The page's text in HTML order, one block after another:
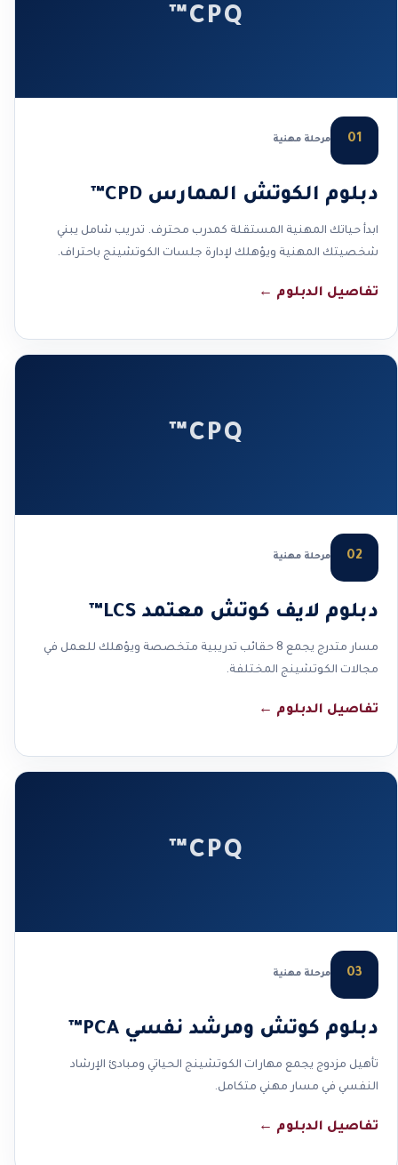
CPQ™
01 مرحلة مهنية
دبلوم الكوتش الممارس CPD™
ابدأ حياتك المهنية المستقلة كمدرب محترف. تدريب شامل يبني
شخصيتك المهنية ويؤهلك لإدارة جلسات الكوتشينج باحتراف.
تفاصيل الدبلوم ←
CPQ™
02 مرحلة مهنية
دبلوم لايف كوتش معتمد LCS™
مسار متدرج يجمع 8 حقائب تدريبية متخصصة ويؤهلك للعمل في
مجالات الكوتشينج المختلفة.
تفاصيل الدبلوم ←
CPQ™
03 مرحلة مهنية
دبلوم كوتش ومرشد نفسي PCA™
تأهيل مزدوج يجمع مهارات الكوتشينج الحياتي ومبادئ الإرشاد
النفسي في مسار مهني متكامل.
تفاصيل الدبلوم ←